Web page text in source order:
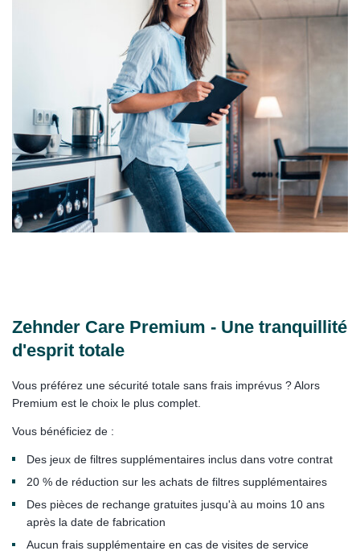
Zehnder Care Premium - Une tranquillité
d'esprit totale
Vous préférez une sécurité totale sans frais imprévus ? Alors
Premium est le choix le plus complet.
Vous bénéficiez de :
Des jeux de filtres supplémentaires inclus dans votre contrat
20 % de réduction sur les achats de filtres supplémentaires
Des pièces de rechange gratuites jusqu'à au moins 10 ans
après la date de fabrication
Aucun frais supplémentaire en cas de visites de service